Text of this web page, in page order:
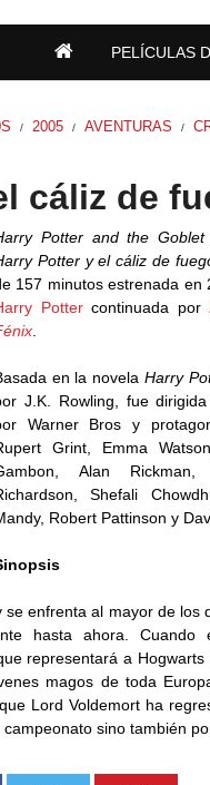
PELÍCULAS
/ 2005 / AVENTURAS /
cáliz de
Potter and the
Potter y el cáliz de
157 minutos estrenada
Pottercontinuada por
en la novela Harry
J.K. Rowling, fue
Warner Bros y
Grint, Emma
Alan
Shefali
Robert Pattinson y
enfrenta al mayor de los
hasta ahora. Cuando
representará a
magos de toda
Lord Voldemort ha
sino también